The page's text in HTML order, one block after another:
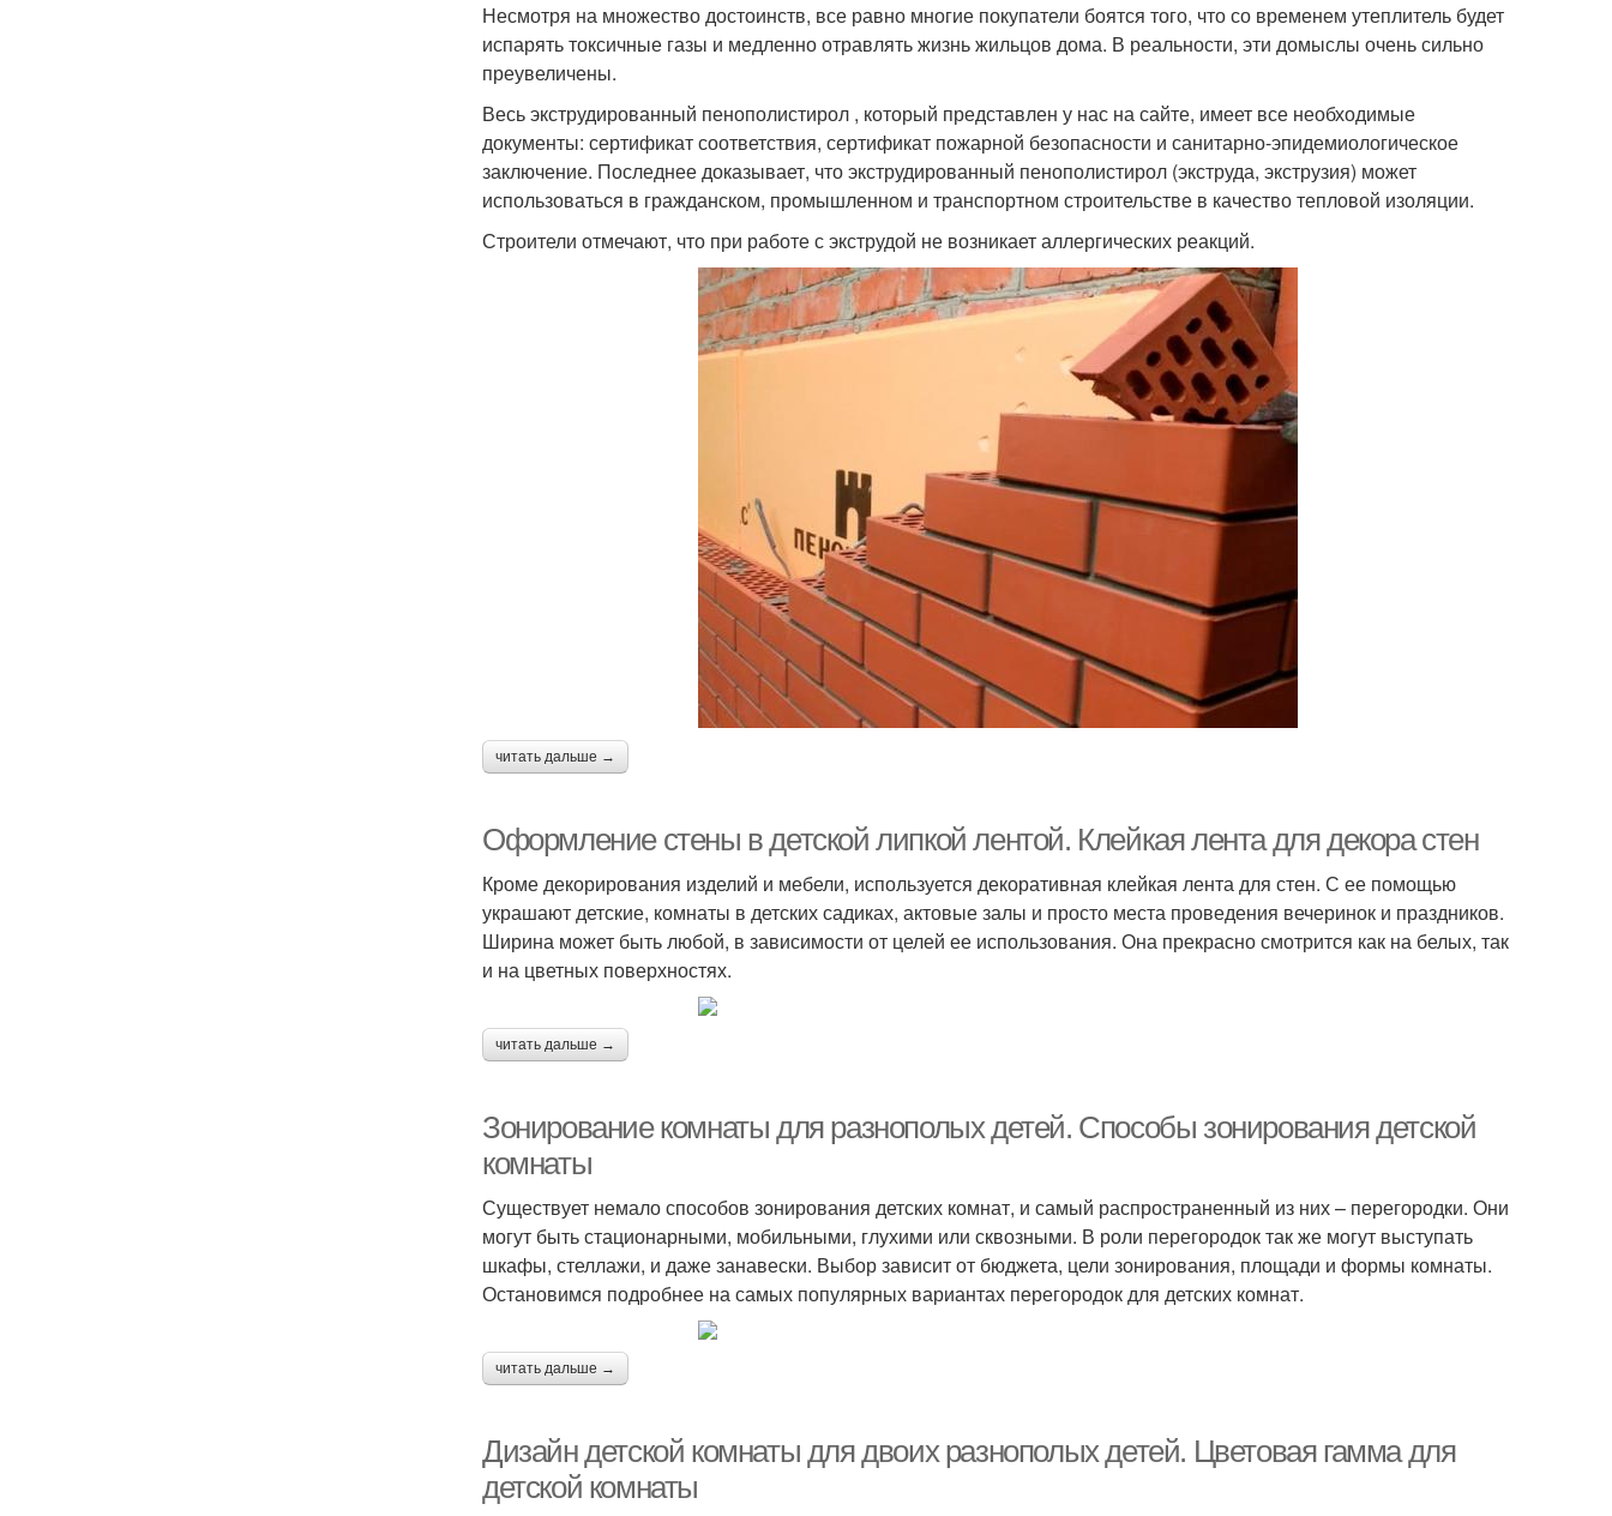
Несмотря на множество достоинств, все равно многие покупатели боятся того, что со временем утеплитель будет
испарять токсичные газы и медленно отравлять жизнь жильцов дома. В реальности, эти домыслы очень сильно
преувеличены.
Весь экструдированный пенополистирол , который представлен у нас на сайте, имеет все необходимые
документы: сертификат соответствия, сертификат пожарной безопасности и санитарно-эпидемиологическое
заключение. Последнее доказывает, что экструдированный пенополистирол (экструда, экструзия) может
использоваться в гражданском, промышленном и транспортном строительстве в качество тепловой изоляции.
Строители отмечают, что при работе с экструдой не возникает аллергических реакций.
читать дальше →
Оформление стены в детской липкой лентой. Клейкая лента для декора стен
Кроме декорирования изделий и мебели, используется декоративная клейкая лента для стен. С ее помощью
украшают детские, комнаты в детских садиках, актовые залы и просто места проведения вечеринок и праздников.
Ширина может быть любой, в зависимости от целей ее использования. Она прекрасно смотрится как на белых, так
и на цветных поверхностях.
читать дальше →
Зонирование комнаты для разнополых детей. Способы зонирования детской
комнаты
Существует немало способов зонирования детских комнат, и самый распространенный из них – перегородки. Они
могут быть стационарными, мобильными, глухими или сквозными. В роли перегородок так же могут выступать
шкафы, стеллажи, и даже занавески. Выбор зависит от бюджета, цели зонирования, площади и формы комнаты.
Остановимся подробнее на самых популярных вариантах перегородок для детских комнат.
читать дальше →
Дизайн детской комнаты для двоих разнополых детей. Цветовая гамма для
детской комнаты